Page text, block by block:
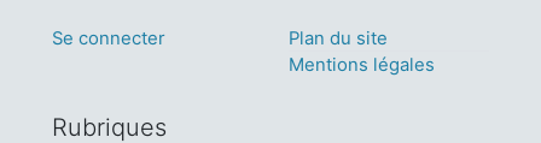
Se connecter
Plan du site
Mentions légales
Rubriques